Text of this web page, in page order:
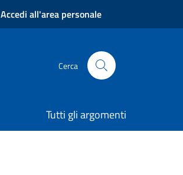
Accedi all'area personale
Cerca
Tutti gli argomenti